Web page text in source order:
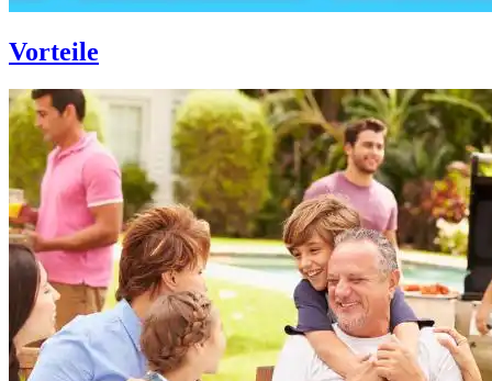
Vorteile